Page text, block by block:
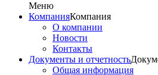
Меню
КомпанияКомпания
О компании
Новости
Контакты
Документы и отчетность
Общая информация